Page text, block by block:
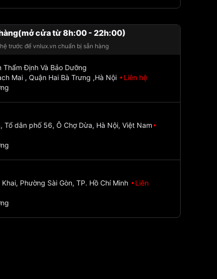
cửa từ 8h:00 - 22h:00)
trước để vnlux.vn chuẩn bị sẵn hàng
Thẩm Định Và Bảo Dưỡng
Mai , Quận Hai Bà Trưng ,Hà Nội
Liên hệ
Tổ dân phố 56, Ô Chợ Dừa, Hà Nội, Việt Nam
Phường Sài Gòn, TP. Hồ Chí Minh
Liên